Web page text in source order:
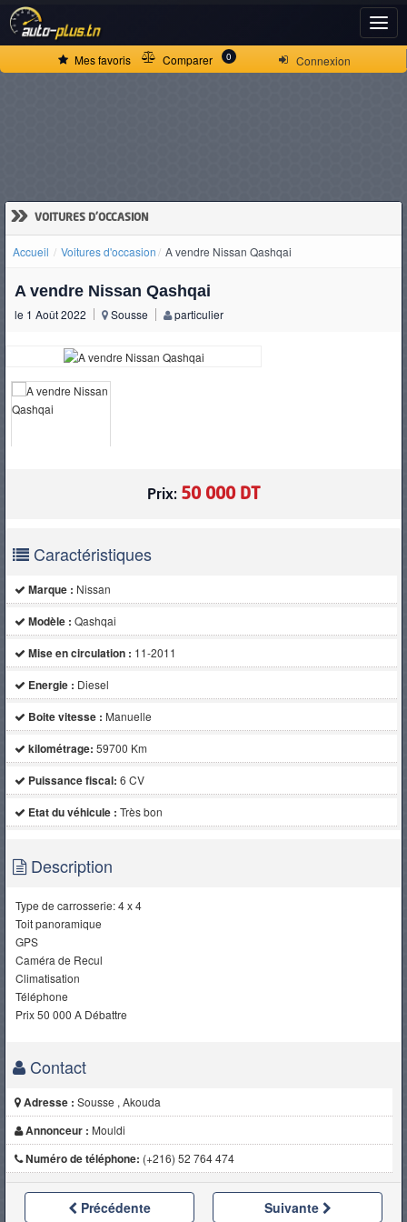
Connexion
Mes favoris Comparer 0
» VOITURES D'OCCASION
Accueil Voitures d'occasion A vendre Nissan Qashqai
A vendre Nissan Qashqai
le 1 Août 2022 Sousse particulier
Prix: 50 000 DT
Caractéristiques
Marque : Nissan
Modèle : Qashqai
Mise en circulation : 11-2011
Energie : Diesel
Boite vitesse : Manuelle
kilométrage: 59700 Km
Puissance fiscal: 6 CV
Etat du véhicule : Très bon
Description
Type de carrosserie: 4 x 4
Toit panoramique
GPS
Caméra de Recul
Climatisation
Téléphone
Prix 50 000 A Débattre
Contact
Adresse : Sousse , Akouda
Annonceur : Mouldi
Numéro de téléphone: (+216) 52 764 474
Précédente Suivante
ACCUEIL
D'OCCASION
CAMIONS